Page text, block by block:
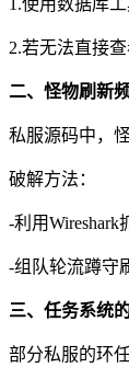
2.若无法直接
二、怪物刷新
私服源码中，
破解方法：
-利用
-组队轮流蹲守
三、任务系统
部分私服的环